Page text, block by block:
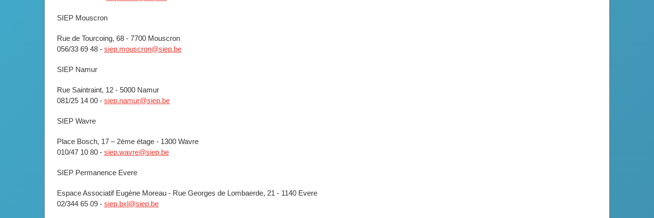
SIEP Mouscron
Rue de Tourcoing, 68 - 7700 Mouscron
056/33 69 48 - siep.mouscron@siep.be
SIEP Namur
Rue Saintraint, 12 - 5000 Namur
081/25 14 00 - siep.namur@siep.be
SIEP Wavre
Place Bosch, 17 – 2ème étage - 1300 Wavre
010/47 10 80 - siep.wavre@siep.be
SIEP Permanence Evere
Espace Associatif Eugène Moreau - Rue Georges de Lombaerde, 21 - 1140 Evere
02/344 65 09 - siep.bxl@siep.be